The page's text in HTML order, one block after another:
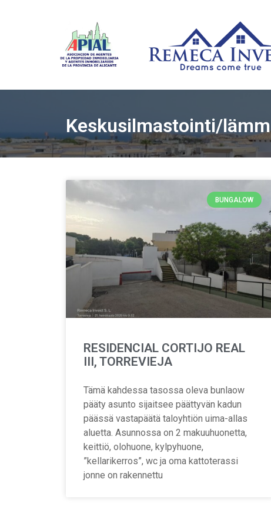
Keskusilmastointi/
BUNGALOW
RESIDENCIAL CORTIJO REAL
III, TORREVIEJA
Tämä kahdessa tasossa oleva bunlaow
pääty asunto sijaitsee päättyvän kadun
päässä vastapäätä taloyhtiön uima-allas
aluetta. Asunnossa on 2 makuuhuonetta,
keittiö, olohuone, kylpyhuone,
”kellarikerros”, wc ja oma kattoterassi
jonne on rakennettu